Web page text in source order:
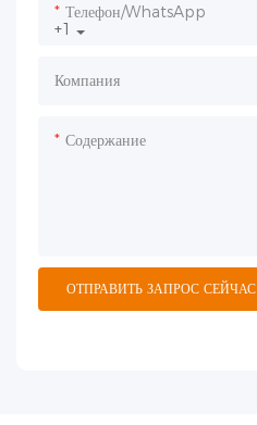
+1
Телефон/WhatsApp
Компания
Содержание
ОТПРАВИТЬ ЗАПРОС СЕЙЧАС